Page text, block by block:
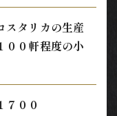
スタリカの生産
００軒程度の小
７００